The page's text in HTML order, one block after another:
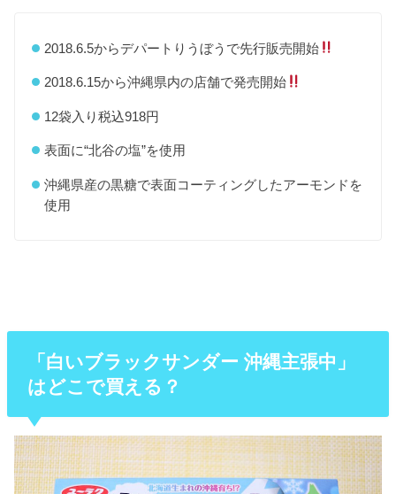
2018.6.5からデパートりうぼうで先行販売開始
2018.6.15から沖縄県内の店舗で発売開始
12袋入り税込918円
表面に“北谷の塩”を使用
沖縄県産の黒糖で表面コーティングしたアーモンドを
使用
「白いブラックサンダー 沖縄主張中」
はどこで買える？